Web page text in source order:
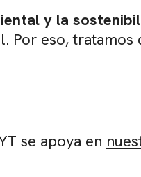
y la
Por eso,
se apoya en